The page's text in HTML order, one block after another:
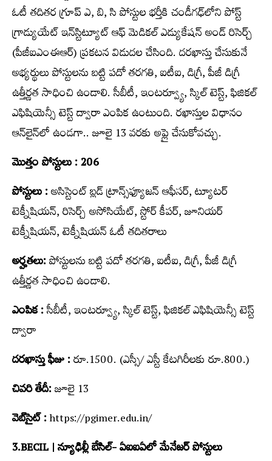
ఓటీ త‌దిత‌ర గ్రూప్ ఎ, బి, సి పోస్టుల భ‌ర్తీకి చండీగఢ్‌లోని పోస్ట్
గ్రాడ్యుయేట్ ఇన్‌స్టిట్యూట్ ఆఫ్ మెడికల్ ఎడ్యుకేషన్ అండ్‌ రిసెర్చ్
(పీజీఐఎంఈఆర్‌) ప్ర‌క‌ట‌న విడుద‌ల చేసింది. ద‌ర‌ఖాస్తు చేసుకునే
అభ్య‌ర్థులు పోస్టుల‌ను బ‌ట్టి పదో తరగతి, ఐటీఐ, డిగ్రీ, పీజీ డిగ్రీ
ఉత్తీర్ణత సాధించి ఉండాలి. సీబీటీ, ఇంటర్వ్యూ, స్కిల్ టెస్ట్, ఫిజికల్
ఎఫిషియెన్సీ టెస్ట్ ద్వారా ఎంపిక ఉంటుంది. ర‌ఖాస్తుల విధానం
ఆన్‌లైన్‌లో ఉండ‌గా.. జూలై 13 వ‌ర‌కు అప్లై చేసుకోవచ్చు.
మొత్తం పోస్టులు : 206
పోస్టులు :అసిస్టెంట్ బ్లడ్ ట్రాన్స్‌ఫ్యూజన్ ఆఫీసర్, ట్యూటర్
టెక్నీషియన్, రిసెర్చ్ అసోసియేట్, స్టోర్ కీపర్, జూనియర్
టెక్నీషియన్, టెక్నీషియన్ ఓటీ త‌దిత‌రాలు
అర్హతలు:పోస్టుల‌ను బ‌ట్టి పదో తరగతి, ఐటీఐ, డిగ్రీ, పీజీ డిగ్రీ
ఉత్తీర్ణత సాధించి ఉండాలి.
ఎంపిక :సీబీటీ, ఇంటర్వ్యూ, స్కిల్ టెస్ట్, ఫిజికల్ ఎఫిషియెన్సీ టెస్ట్
ద్వారా
దరఖాస్తు ఫీజు :రూ.1500. (ఎస్సీ/ ఎస్టీ కేటగిరీలకు రూ.800.)
చివరి తేదీ:జూలై 13
వెబ్‌సైట్ :https://pgimer.edu.in/
3.BECIL | న్యూఢిల్లీ బేసిల్‌- ఏఐఐఏలో మేనేజర్‌ పోస్టులు